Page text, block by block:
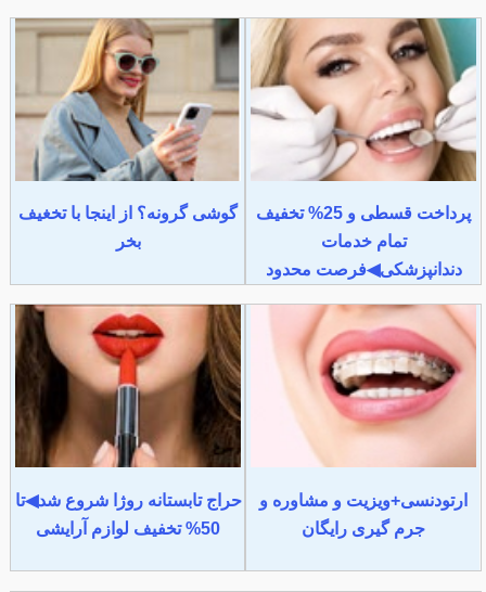
پرداخت قسطی و 25% تخفیف
تمام خدمات
دندانپزشکی◀فرصت محدود
گوشی گرونه؟ از اینجا با تخغیف
بخر
ارتودنسی+ویزیت و مشاوره و
جرم گیری رایگان
حراج تابستانه روژا شروع شد◀تا
50% تخفیف لوازم آرایشی